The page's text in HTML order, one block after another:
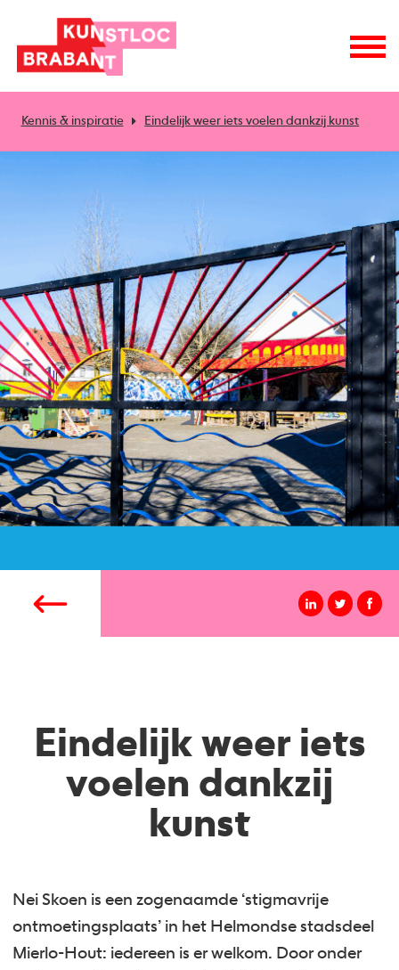
Kennis & inspiratie Eindelijk weer iets voelen dankzij kunst
Eindelijk weer iets
voelen dankzij
kunst
Nei Skoen is een zogenaamde ‘stigmavrije
ontmoetingsplaats’ in het Helmondse stadsdeel
Mierlo-Hout: iedereen is er welkom. Door onder